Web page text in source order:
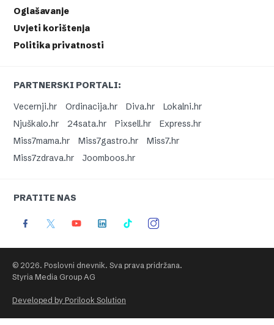
Oglašavanje
Uvjeti korištenja
Politika privatnosti
PARTNERSKI PORTALI:
Vecernji.hr
Ordinacija.hr Diva.hr
Lokalni.hr
Njuškalo.hr
24sata.hr Pixsell.hr
Express.hr
Miss7mama.hr
Miss7gastro.hr
Miss7.hr
Miss7zdrava.hr
Joomboos.hr
PRATITE NAS
© 2026. Poslovni dnevnik. Sva prava pridržana.
Styria Media Group AG
Developed by Porilook Solution